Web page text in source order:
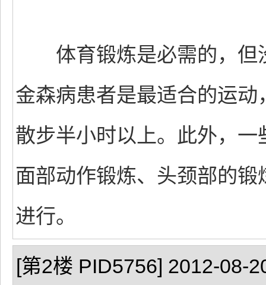
体育锻炼是必需的，但
金森病患者是最适合的运
散步半小时以上。此外，
面部动作锻炼、头颈部的
进行。
[第2楼 PID5756] 2012-08-